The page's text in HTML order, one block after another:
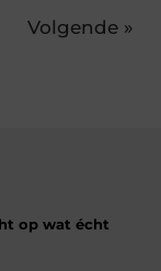
Volgende »
op wat écht